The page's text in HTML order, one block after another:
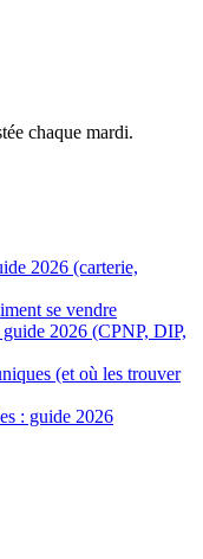
chaque mardi.
2026 (carterie,
se vendre
2026 (CPNP, DIP,
(et où les trouver
: guide 2026